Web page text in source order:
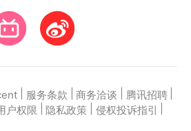
服务条款 商务洽谈 腾讯招聘
户权限 隐私政策 侵权投诉指引